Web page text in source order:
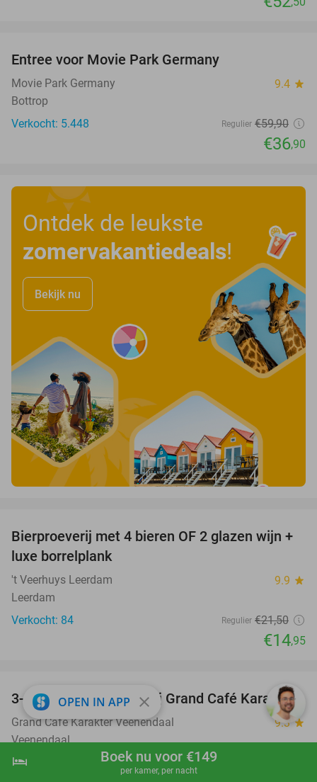
shopping_cart Boek nu
hotel Boek nu voor €149
per kamer, per nacht
Entree voor Movie Park Germany
Movie Park Germany 9.4 star
Bottrop
Verkocht: 5.448
Regulier €59,90
€36,90
Ontdek de leukste
zomervakantiedeals!
Bekijk nu
30%
Bierproeverij met 4 bieren OF 2 glazen wijn +
luxe borrelplank
't Veerhuys Leerdam 9.9 star
Leerdam
Verkocht: 84
Regulier €21,50
€14,95
43%
3-gangen keuzediner bij Grand Café Karakter
Grand Café Karakter Veenendaal 9.3 star
Veenendaal
Verkocht: 339
OPEN IN APP close